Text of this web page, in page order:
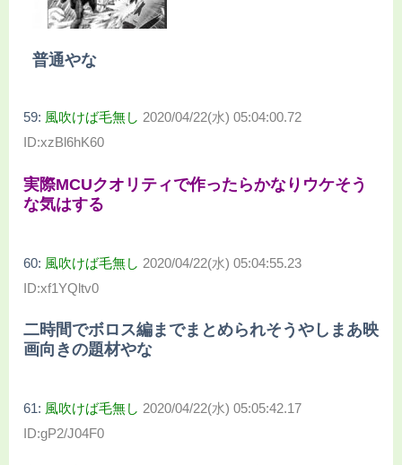
普通やな
59: 風吹けば毛無し 2020/04/22(水) 05:04:00.72
ID:xzBl6hK60
実際MCUクオリティで作ったらかなりウケそう
な気はする
60: 風吹けば毛無し 2020/04/22(水) 05:04:55.23
ID:xf1YQltv0
二時間でボロス編までまとめられそうやしまあ映
画向きの題材やな
61: 風吹けば毛無し 2020/04/22(水) 05:05:42.17
ID:gP2/J04F0